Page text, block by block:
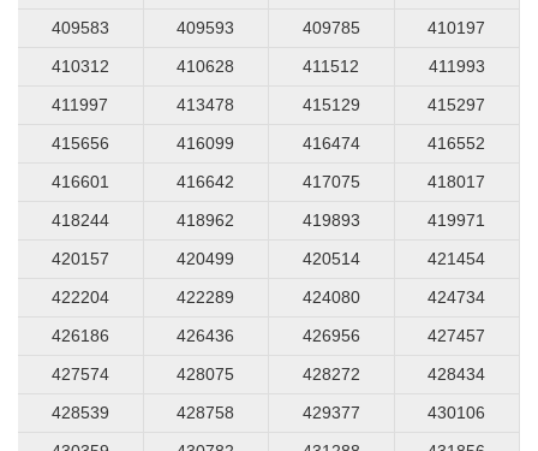
409583
409593 409785
410197
410312
410628 411512
411993
411997
413478 415129
415297
415656
416099 416474
416552
416601
416642 417075
418017
418244
418962 419893
419971
420157
420499 420514
421454
422204
422289 424080
424734
426186
426436 426956
427457
427574
428075 428272
428434
428539
428758 429377
430106